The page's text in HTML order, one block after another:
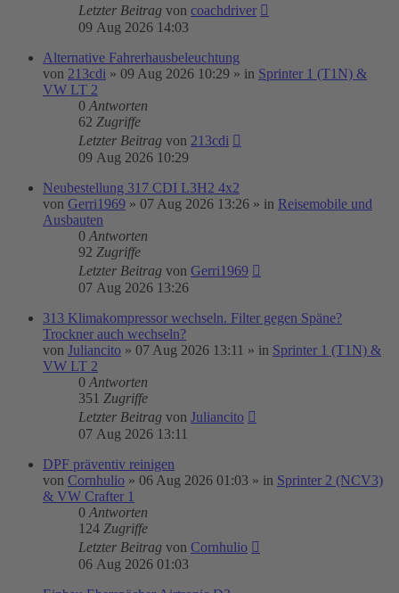
Letzter Beitrag von coachdriver
09 Aug 2026 14:03
Alternative Fahrerhausbeleuchtung
von 213cdi » 09 Aug 2026 10:29 » in Sprinter 1 (T1N) &
VW LT 2
0 Antworten
62 Zugriffe
Letzter Beitrag von 213cdi
09 Aug 2026 10:29
Neubestellung 317 CDI L3H2 4x2
von Gerri1969 » 07 Aug 2026 13:26 » in Reisemobile und
Ausbauten
0 Antworten
92 Zugriffe
Letzter Beitrag von Gerri1969
07 Aug 2026 13:26
313 Klimakompressor wechseln. Filter gegen Späne?
Trockner auch wechseln?
von Juliancito » 07 Aug 2026 13:11 » in Sprinter 1 (T1N) &
VW LT 2
0 Antworten
351 Zugriffe
Letzter Beitrag von Juliancito
07 Aug 2026 13:11
DPF präventiv reinigen
von Cornhulio » 06 Aug 2026 01:03 » in Sprinter 2 (NCV3)
& VW Crafter 1
0 Antworten
124 Zugriffe
Letzter Beitrag von Cornhulio
06 Aug 2026 01:03